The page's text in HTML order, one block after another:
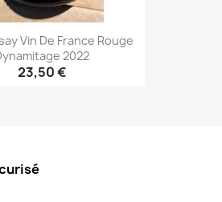
Vin De France Rouge
2022
23,50 €